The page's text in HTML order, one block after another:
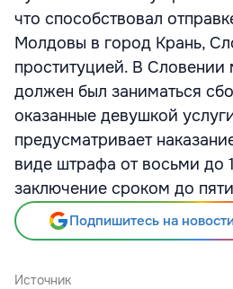
что способствовал
Молдовы в город Крань,
проституцией. В Словении
должен был заниматься
оказанные девушкой
предусматривает
виде штрафа от восьми до
заключение сроком до
Подпишитесь на
Источник